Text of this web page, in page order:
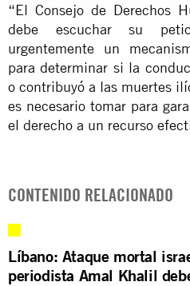
“El Consejo de Derechos
debe escuchar su
urgentemente un
para determinar si la
o contribuyó a las muertes
es necesario tomar para
el derecho a un recurso
CONTENIDO RELACIONADO
Líbano: Ataque mortal
periodista Amal Khalil